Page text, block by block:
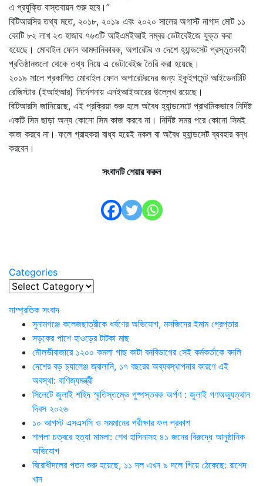
এ প্রযুক্তি বাস্তবায়ন শুরু হবে।”
বিটিআরসির তথ্য মতে, ২০১৮, ২০১৯ এবং ২০২০ সালের অগাস্ট নাগাদ মোট ১১
কোটি ৮২ লাখ ২৩ হাজার ৭৬৩টি আইএমইআই নম্বর ডেটাবেইজে যুক্ত করা
হয়েছে। মোবাইল ফোন আমদানিকারক, অপারেটর ও দেশে হ্যান্ডসেট প্রস্তুতকারী
প্রতিষ্ঠানগুলো থেকে তথ্য নিয়ে এ ডেটাবেইজ তৈরি করা হয়েছে।
২০১৯ সালে প্রকাশিত মোবাইল ফোন অপারেটরদের জন্য ইকুইপমেন্ট আইডেনটিটি
রেজিস্টার (ইআইআর) নির্দেশনায় এনইআইআরের উল্লেখ রয়েছে।
বিটিআরসি জানিয়েছে, এই প্রক্রিয়া শুরু হলে অবৈধ হ্যান্ডসেটে প্রাথমিকভাবে নির্দিষ্ট
একটি সিম ছাড়া অন্য কোনো সিম কাজ করবে না। নির্দিষ্ট সময় পরে কোনো সিমই
কাজ করবে না। ফলে গ্রাহকরা বাধ্য হয়েই নকল বা অবৈধ হ্যান্ডসেট ব্যবহার বন্ধ
করবেন।
সংবাদটি শেয়ার করুন
Categories
Categories
সাম্প্রতিক সংবাদ
সুনামগঞ্জে কলেজছাত্রীকে ধর্ষণের অভিযোগ, মসজিদের ইমাম গ্রেপ্তার
সড়কের পাশে হাওড়ের টাটকা মাছ
মৌলভীবাজারে ১২০০ কমলা গাছ কাটা বনবিভাগের সেই কর্মকর্তাকে বদলি
দেশের বড় চ্যালেঞ্জ জ্বালানি, ১৭ বছরের অব্যবস্থাপনার কারণে এই
অবস্থা: বাণিজ্যমন্ত্রী
সিলেটে জুলাই শহিদ স্মৃতিস্তম্ভে পুষ্পস্তবক অর্পণ : জুলাই গণঅভ্যুত্থান
দিবস ২০২৬
১০ আগস্ট এসএসসি ও সমমানের পরীক্ষার ফল প্রকাশ
শাপলা চত্বরে হত্যা মামলা: শেখ হাসিনাসহ ৪১ জনের বিরুদ্ধে আনুষ্ঠানিক
অভিযোগ
বিরোধীদলের পতন শুরু হয়েছে, ১১ দল এখন ৯ দলে গিয়ে ঠেকেছে: রাশেদ
খান